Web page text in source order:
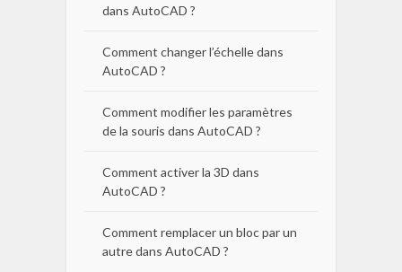
dans AutoCAD ?
Comment changer l’échelle dans
AutoCAD ?
Comment modifier les paramètres
de la souris dans AutoCAD ?
Comment activer la 3D dans
AutoCAD ?
Comment remplacer un bloc par un
autre dans AutoCAD ?